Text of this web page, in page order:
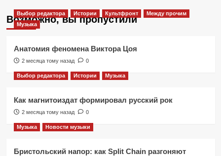
Возможно, вы пропустили
Выбор редактора Истории Культфронт
Между прочим
Музыка
Анатомия феномена Виктора Цоя
2 месяца тому назад 0
Выбор редактора Истории Музыка
Как магнитоиздат формировал русский рок
2 месяца тому назад 0
Музыка Новости музыки
Бристольский напор: как Split Chain разгоняют